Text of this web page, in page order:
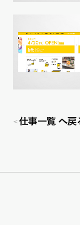
仕事一覧 へ戻